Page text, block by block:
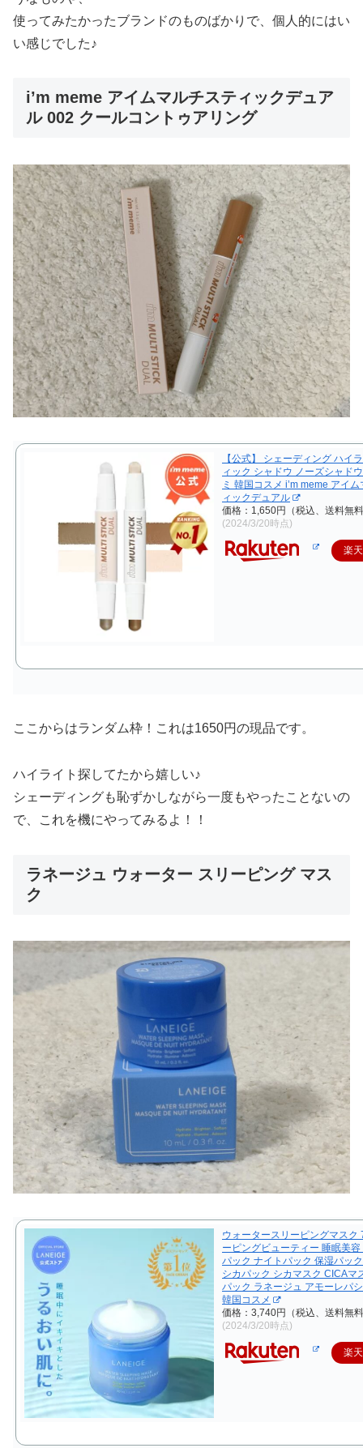
使ってみたかったブランドのものばかりで、個人的にはい
い感じでした♪
i’m meme アイムマルチスティックデュア
ル 002 クールコントゥアリング
【公式】 シェーディング ハイ
ィック シャドウ ノーズシャド
ミ 韓国コスメ i’m meme アイ
ィックデュアル
価格：1,650円（税込、送料無
(2024/3/20時点)
楽
ここからはランダム枠！これは1650円の現品です。
ハイライト探してたから嬉しい♪
シェーディングも恥ずかしながら一度もやったことないの
で、これを機にやってみるよ！！
ラネージュ ウォーター スリーピング マス
ク
ウォータースリーピングマスク
ーピングビューティー 睡眠美
パック ナイトパック 保湿パッ
シカパック シカマスク CICAマ
パック ラネージュ アモーレパ
韓国コスメ
価格：3,740円（税込、送料無
(2024/3/20時点)
楽